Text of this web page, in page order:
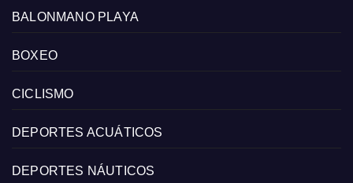
BALONMANO PLAYA
BOXEO
CICLISMO
DEPORTES ACUÁTICOS
DEPORTES NÁUTICOS